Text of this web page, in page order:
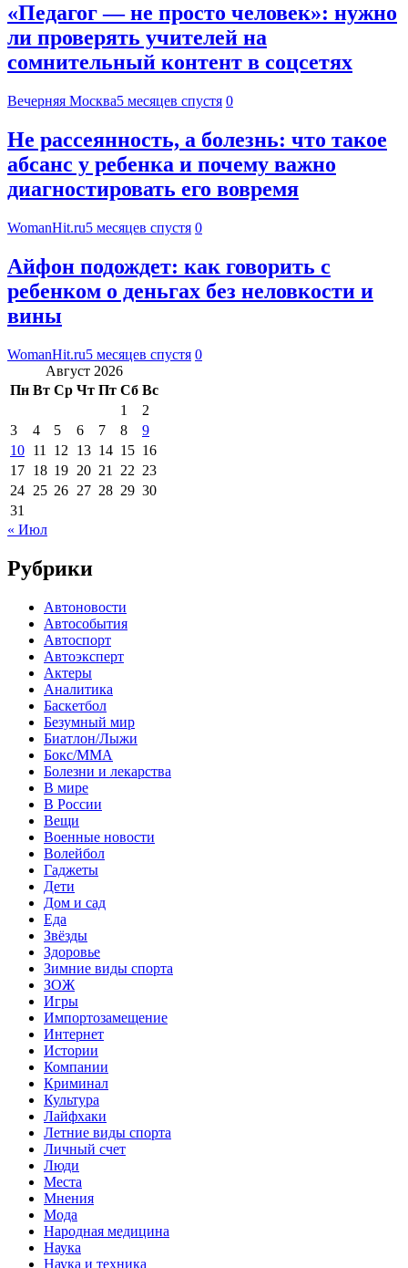
«Педагог — не просто человек»: нужно
ли проверять учителей на
сомнительный контент в соцсетях
Вечерняя Москва5 месяцев спустя 0
Не рассеянность, а болезнь: что такое
абсанс у ребенка и почему важно
диагностировать его вовремя
WomanHit.ru5 месяцев спустя 0
Айфон подождет: как говорить с
ребенком о деньгах без неловкости и
вины
WomanHit.ru5 месяцев спустя 0
Август 2026
Пн Вт Ср Чт Пт Сб Вс
1
2
3
4 5 6 7 8
9
10 11 12 13 14 15 16
17 18 19 20 21 22 23
24 25 26 27 28 29 30
31
« Июл
Рубрики
Автоновости
Автособытия
Автоспорт
Автоэксперт
Актеры
Аналитика
Баскетбол
Безумный мир
Биатлон/Лыжи
Бокс/MMA
Болезни и лекарства
В мире
В России
Вещи
Военные новости
Волейбол
Гаджеты
Дети
Дом и сад
Еда
Звёзды
Здоровье
Зимние виды спорта
ЗОЖ
Игры
Импортозамещение
Интернет
Истории
Компании
Криминал
Культура
Лайфхаки
Летние виды спорта
Личный счет
Люди
Места
Мнения
Мода
Народная медицина
Наука
Наука и техника